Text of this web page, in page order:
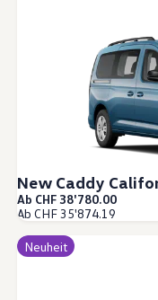
New Caddy
Ab CHF 38'780.00
Ab CHF 35'874.19
Neuheit